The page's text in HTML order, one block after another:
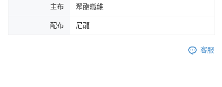
主布 聚酯纖維
配布 尼龍
客服